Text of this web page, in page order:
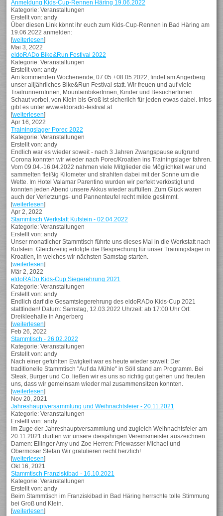
Anmeldung Kids-Cup-Rennen Häring 19.06.2022
Kategorie: Veranstaltungen
Erstellt von: andy
Über diesen Link könnt ihr euch zum Kids-Cup-Rennen in Bad Häring am
19.06.2022 anmelden:
[weiterlesen]
Mai 3, 2022
eldoRADo Bike&Run Festival 2022
Kategorie: Veranstaltungen
Erstellt von: andy
Am kommenden Wochenende, 07.05.+08.05.2022, findet am Angerberg
unser alljährliches Bike&Run Festival statt. Wir freuen und auf viele
TrailrunnernInnen, MountainbikerInnen, Kinder und BesucherInnen.
Schaut vorbei, von Klein bis Groß ist sicherlich für jeden etwas dabei. Infos
gibt es unter www.eldorado-festival.at
[weiterlesen]
Apr 16, 2022
Trainingslager Porec 2022
Kategorie: Veranstaltungen
Erstellt von: andy
Endlich war es wieder soweit - nach 3 Jahren Zwangspause aufgrund
Corona konnten wir wieder nach Porec/Kroatien ins Trainingslager fahren.
Vom 09.04.-16.04.2022 nahmen viele Mitglieder die Möglichkeit war und
sammelten fleißig Kilometer und strahlten dabei mit der Sonne um die
Wette. Im Hotel Valamar Parentino wurden wir perfekt verköstigt und
konnten jeden Abend unsere Akkus wieder auffüllen. Zum Glück waren
auch der Verletzungs- und Pannenteufel recht milde gestimmt.
[weiterlesen]
Apr 2, 2022
Stammtisch Werkstatt Kufstein - 02.04.2022
Kategorie: Veranstaltungen
Erstellt von: andy
Unser monatlicher Stammtisch führte uns dieses Mal in die Werkstatt nach
Kufstein. Gleichzeitig erfolgte die Besprechung für unser Trainingslager in
Kroatien, in welches wir nächsten Samstag starten.
[weiterlesen]
Mär 2, 2022
eldoRADo Kids-Cup Siegerehrung 2021
Kategorie: Veranstaltungen
Erstellt von: andy
Endlich darf die Gesamtsiegerehrung des eldoRADo Kids-Cup 2021
stattfinden! Datum: Samstag, 12.03.2022 Uhrzeit: ab 17:00 Uhr Ort:
Dreikleehalle in Angerberg
[weiterlesen]
Feb 26, 2022
Stammtisch - 26.02.2022
Kategorie: Veranstaltungen
Erstellt von: andy
Nach einer gefühlten Ewigkeit war es heute wieder soweit: Der
traditionelle Stammtisch "Auf da Mühle" in Söll stand am Programm. Bei
Steak, Burger und Co. ließen wir es uns so richtig gut gehen und freuten
uns, dass wir gemeinsam wieder mal zusammensitzen konnten.
[weiterlesen]
Nov 20, 2021
Jahreshauptversammlung und Weihnachtsfeier - 20.11.2021
Kategorie: Veranstaltungen
Erstellt von: andy
Im Zuge der Jahreshauptversammlung und zugleich Weihnachtsfeier am
20.11.2021 durften wir unsere diesjährigen Vereinsmeister auszeichnen.
Damen: Ellinger Amy und Zoe Herren: Priewasser Michael und
Obermoser Stefan Wir gratulieren recht herzlich!
[weiterlesen]
Okt 16, 2021
Stammtisch Franziskibad - 16.10.2021
Kategorie: Veranstaltungen
Erstellt von: andy
Beim Stammtisch im Franziskibad in Bad Häring herrschte tolle Stimmung
bei Groß und Klein.
[weiterlesen]